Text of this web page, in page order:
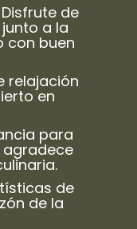
de
a la
con buen
relajación
en
para
agradece
de
de la